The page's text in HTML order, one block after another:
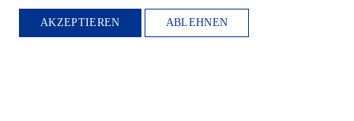
AKZEPTIEREN ABLEHNEN